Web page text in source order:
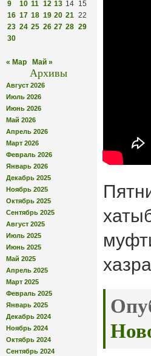
9
10 11 12 13 14 15
16 17 18 19 20 21 22
23 24 25 26 27 28 29
30
« Мар Май »
Архивы
Август 2026
Июль 2026
Июнь 2026
Май 2026
Апрель 2026
Март 2026
Февраль 2026
Январь 2026
Декабрь 2025
Ноябрь 2025
Октябрь 2025
Сентябрь 2025
Август 2025
Июль 2025
Июнь 2025
Май 2025
Апрель 2025
Март 2025
Февраль 2025
Январь 2025
Декабрь 2024
Ноябрь 2024
Октябрь 2024
Сентябрь 2024